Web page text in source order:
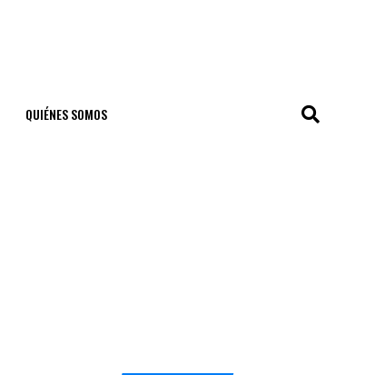
QUIÉNES SOMOS